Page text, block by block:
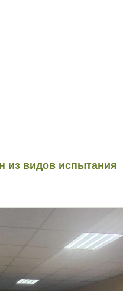
из видов испытания